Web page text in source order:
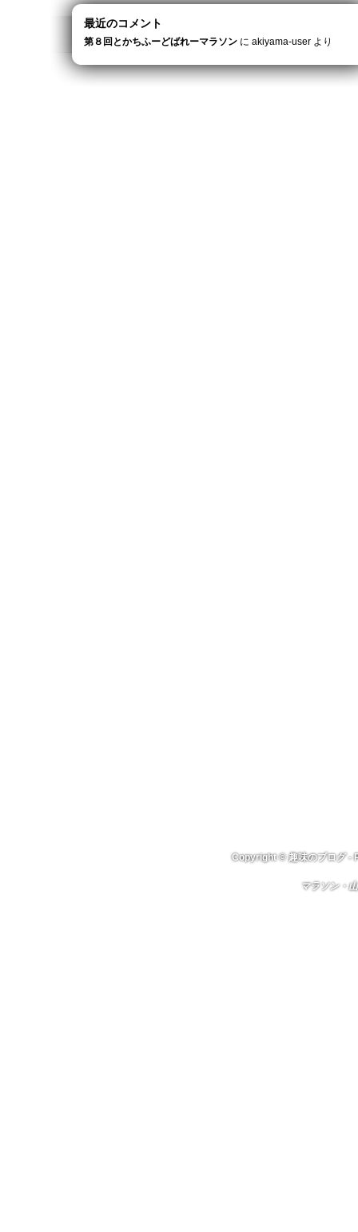
最近のコメント
第８回とかちふーどばれーマラソン に akiyama-user より
Copyright ©趣味のブログ-
マラソン・